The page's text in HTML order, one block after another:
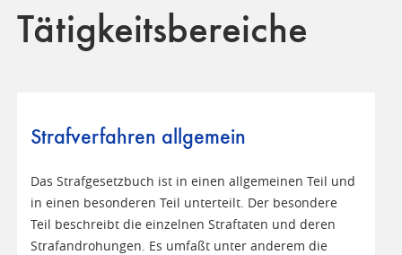
Tätigkeitsbereiche
Strafverfahren allgemein
Das Strafgesetzbuch ist in einen allgemeinen Teil und
in einen besonderen Teil unterteilt. Der besondere
Teil beschreibt die einzelnen Straftaten und deren
Strafandrohungen. Es umfaßt unter anderem die